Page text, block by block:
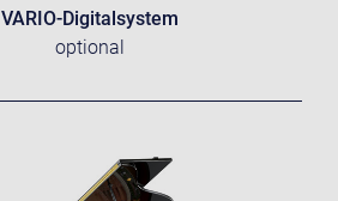
VARIO-Digitalsystem
optional